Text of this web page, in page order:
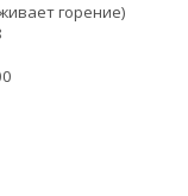
горение)